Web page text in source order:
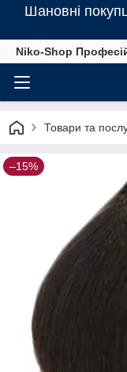
Шановні
Niko-Shop
Товари та
–15%